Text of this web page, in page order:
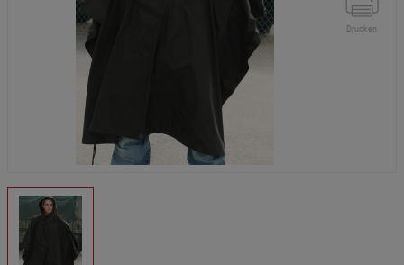
Drucken